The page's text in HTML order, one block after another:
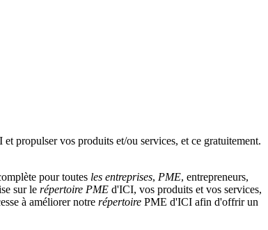
pour toutes les entreprises, PME, entrepreneurs,
sur le répertoire PME d'ICI, vos produits et vos services,
à améliorer notre répertoire PME d'ICI afin d'offrir un